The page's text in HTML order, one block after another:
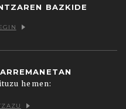
BAZKIDE
hemen: